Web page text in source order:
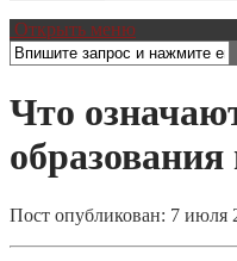
Открыть меню
Что
Пост опубликован: 7 июля